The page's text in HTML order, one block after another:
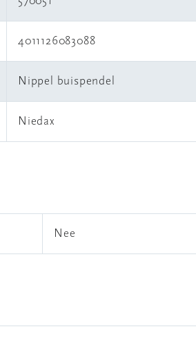
4011126083088
Nippel buispendel
Niedax
Nee